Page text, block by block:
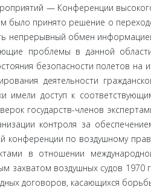
— Конференции
было принято решение о
непрерывный обмен
проблемы в данной
безопасности полетов на
деятельности
имели доступ к
государств-членов
контроля за
конференции по воздушному
в отношении
за­хватом воздушных судов 1970
договоров, касающихся